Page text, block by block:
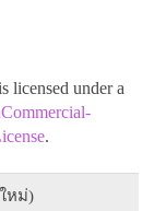
under a
.
หม่)